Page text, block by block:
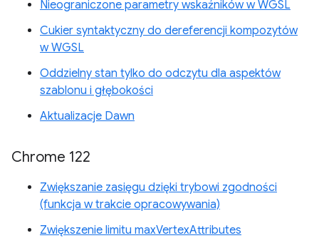
Nieograniczone parametry wskaźników w WGSL
Cukier syntaktyczny do dereferencji kompozytów
w WGSL
Oddzielny stan tylko do odczytu dla aspektów
szablonu i głębokości
Aktualizacje Dawn
Chrome 122
Zwiększanie zasięgu dzięki trybowi zgodności
(funkcja w trakcie opracowywania)
Zwiększenie limitu maxVertexAttributes